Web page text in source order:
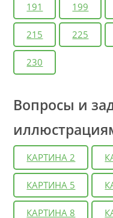
191 199
215 225
230
Вопросы и
КАРТИНА 2
КАРТИНА 5
КАРТИНА 8